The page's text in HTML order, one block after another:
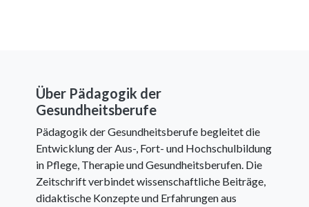
Über Pädagogik der
Gesundheitsberufe
Pädagogik der Gesundheitsberufe begleitet die
Entwicklung der Aus-, Fort- und Hochschulbildung
in Pflege, Therapie und Gesundheitsberufen. Die
Zeitschrift verbindet wissenschaftliche Beiträge,
didaktische Konzepte und Erfahrungen aus